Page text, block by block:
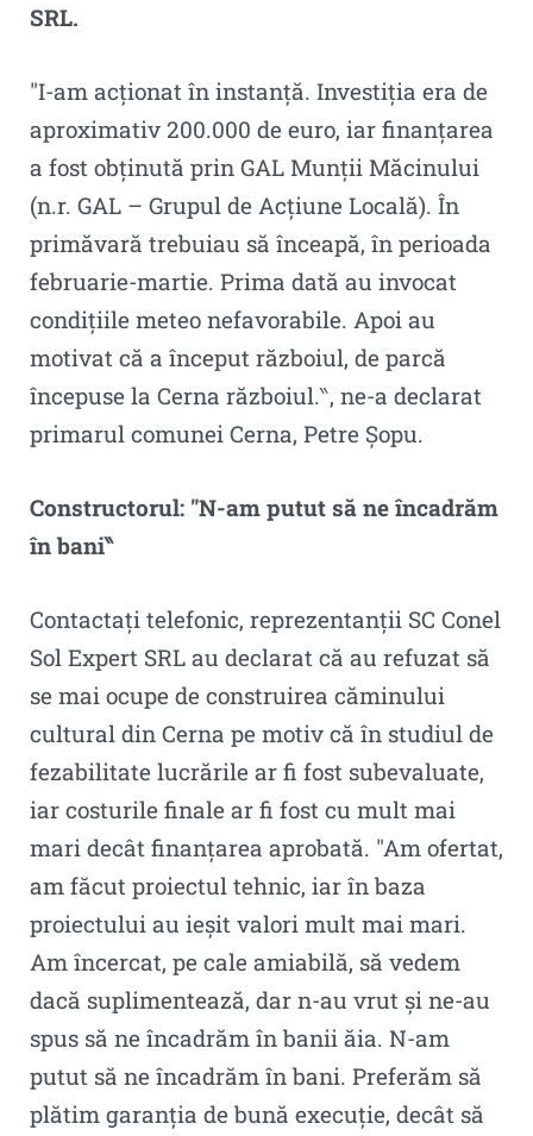
SRL.
″I-am acționat în instanță. Investiția era de
aproximativ 200.000 de euro, iar finanțarea
a fost obținută prin GAL Munții Măcinului
(n.r. GAL – Grupul de Acțiune Locală). În
primăvară trebuiau să înceapă, în perioada
februarie-martie. Prima dată au invocat
condițiile meteo nefavorabile. Apoi au
motivat că a început războiul, de parcă
începuse la Cerna războiul.‶, ne-a declarat
primarul comunei Cerna, Petre Șopu.
Constructorul: ″N-am putut să ne încadrăm
în bani‶
Contactați telefonic, reprezentanții SC Conel
Sol Expert SRL au declarat că au refuzat să
se mai ocupe de construirea căminului
cultural din Cerna pe motiv că în studiul de
fezabilitate lucrările ar fi fost subevaluate,
iar costurile finale ar fi fost cu mult mai
mari decât finanțarea aprobată. ″Am ofertat,
am făcut proiectul tehnic, iar în baza
proiectului au ieșit valori mult mai mari.
Am încercat, pe cale amiabilă, să vedem
dacă suplimentează, dar n-au vrut și ne-au
spus să ne încadrăm în banii ăia. N-am
putut să ne încadrăm în bani. Preferăm să
plătim garanția de bună execuție, decât să